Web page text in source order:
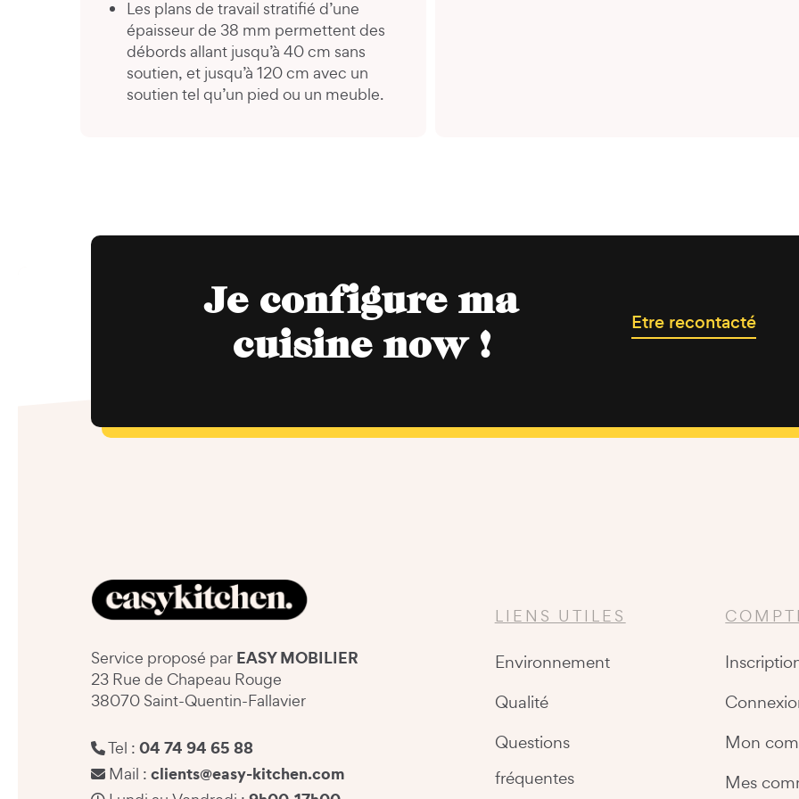
Les plans de travail stratifié d’une
épaisseur de 38 mm permettent des
débords allant jusqu’à 40 cm sans
soutien, et jusqu’à 120 cm avec un
soutien tel qu’un pied ou un meuble.
Je configure ma
cuisine now !
Etre recontacté
Service proposé par EASY MOBILIER
23 Rue de Chapeau Rouge
38070 Saint-Quentin-Fallavier
Tel : 04 74 94 65 88
Mail : clients@easy-kitchen.com
LIENS UTILES
Environnement
Qualité
Questions
fréquentes
Mon
Mes